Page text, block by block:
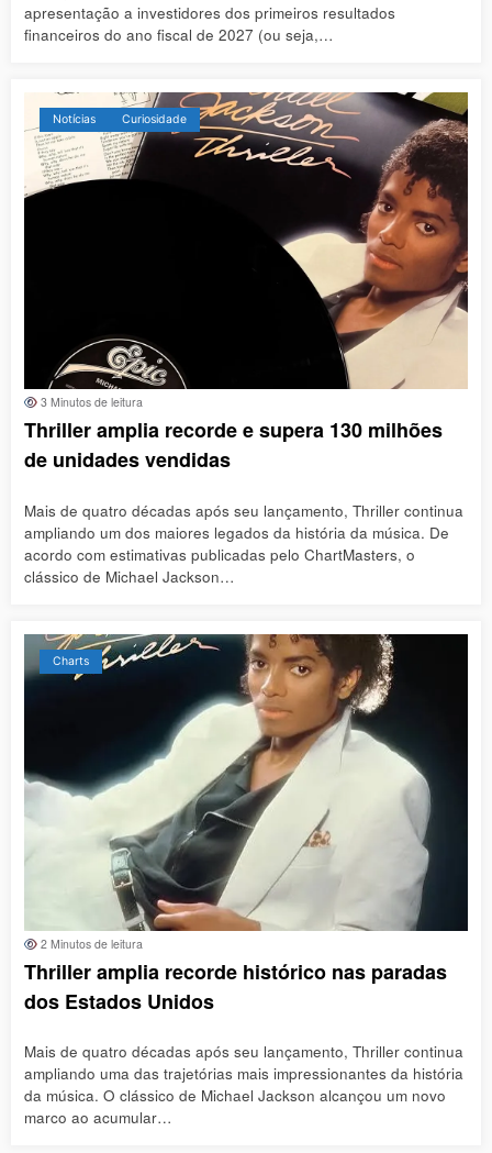
apresentação a investidores dos primeiros resultados
financeiros do ano fiscal de 2027 (ou seja,…
Notícias Curiosidade
3 Minutos de leitura
Thriller amplia recorde e supera 130 milhões
de unidades vendidas
Mais de quatro décadas após seu lançamento, Thriller continua
ampliando um dos maiores legados da história da música. De
acordo com estimativas publicadas pelo ChartMasters, o
clássico de Michael Jackson…
Charts
2 Minutos de leitura
Thriller amplia recorde histórico nas paradas
dos Estados Unidos
Mais de quatro décadas após seu lançamento, Thriller continua
ampliando uma das trajetórias mais impressionantes da história
da música. O clássico de Michael Jackson alcançou um novo
marco ao acumular…